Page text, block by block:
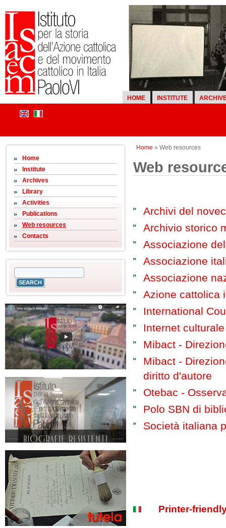
HOME INSTITUTE
Home » Web resources
Home
Institute
Archives
Library
Activities
Publications
Web resources
Contacts
Web
Archivi del
Archivio storico
Associazione
Associazione
Associazione
Azione cattolica
International
Internet culturale
Mibact -
Mibact -
diritto d'autore
Otebac -
Polo SBN di
Società italiana
Printer-